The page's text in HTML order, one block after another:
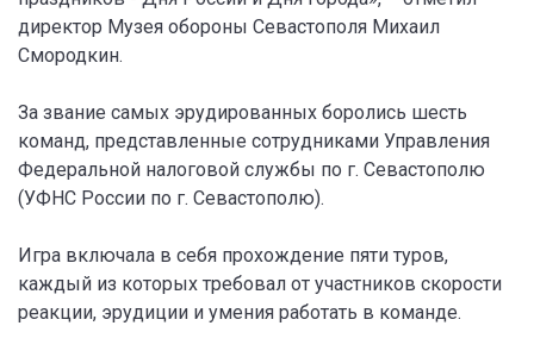
директор Музея обороны Севастополя Михаил
Смородкин.
За звание самых эрудированных боролись шесть
команд, представленные сотрудниками Управления
Федеральной налоговой службы по г. Севастополю
(УФНС России по г. Севастополю).
Игра включала в себя прохождение пяти туров,
каждый из которых требовал от участников скорости
реакции, эрудиции и умения работать в команде.